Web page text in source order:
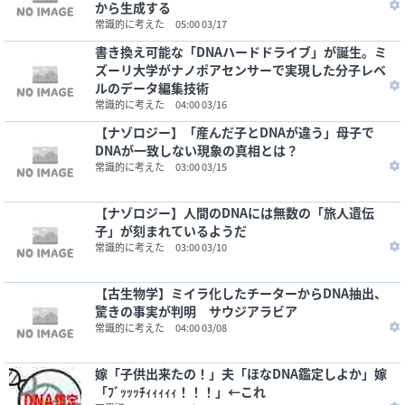
から生成する
常識的に考えた 05:00 03/17
書き換え可能な「DNAハードドライブ」が誕生。ミ
ズーリ大学がナノポアセンサーで実現した分子レベ
ルのデータ編集技術
常識的に考えた 04:00 03/16
【ナゾロジー】「産んだ子とDNAが違う」母子で
DNAが一致しない現象の真相とは？
常識的に考えた 03:00 03/15
【ナゾロジー】人間のDNAには無数の「旅人遺伝
子」が刻まれているようだ
常識的に考えた 03:00 03/10
【古生物学】ミイラ化したチーターからDNA抽出、
驚きの事実が判明 サウジアラビア
常識的に考えた 04:00 03/08
嫁「子供出来たの！」夫「ほなDNA鑑定しよか」嫁
「ﾌﾞｯｯｯﾁｨｨｨｨｨ！！！」←これ